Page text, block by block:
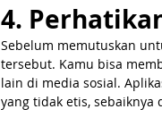
4.
Sebelum memutuskan
tersebut. Kamu bisa
lain di media sosial.
yang tidak etis, sebaiknya